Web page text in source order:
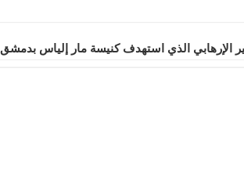
الإرهابي الذي استهدف كنيسة مار إلياس بدمشق